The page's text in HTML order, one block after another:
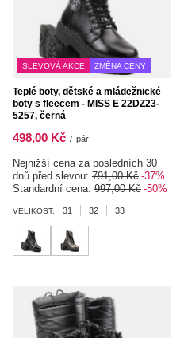
SLEVOVÁ AKCE ZMĚNA CENY
Teplé boty, dětské a mládežnické
boty s fleecem - MISS E 22DZ23-
5257, černá
498,00 Kč / pár
Nejnižší cena za posledních 30
dnů před slevou: 791,00 Kč -37%
Standardní cena: 997,00 Kč -50%
VELIKOST: 31 32 33